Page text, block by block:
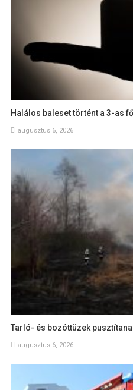
Halálos baleset történt a 3-as
augusztus 6, 2026
Tarló- és bozóttüzek
augusztus 6, 2026